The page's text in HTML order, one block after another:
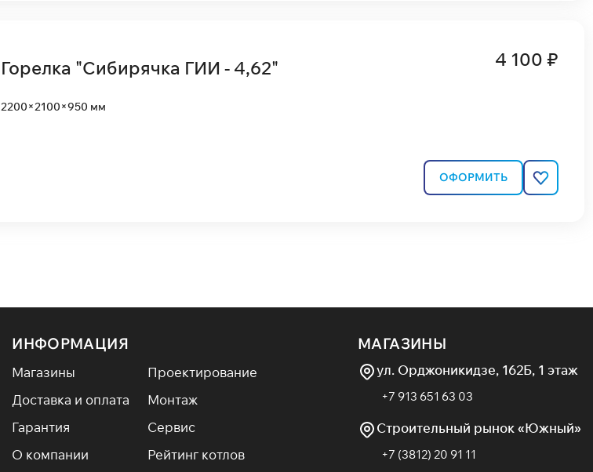
Горелка "Сибирячка ГИИ - 4,62"
2200×2100×950 мм
4 100 ₽
ОФОРМИТЬ
ИНФОРМАЦИЯ
Магазины
Проектирование
Доставка и оплата
Монтаж
Гарантия
Сервис
О компании
Рейтинг котлов
МАГАЗИНЫ
ул. Орджоникидзе, 162Б, 1 этаж
+7 913 651 63 03
Строительный рынок «Южный»
+7 (3812) 20 91 11